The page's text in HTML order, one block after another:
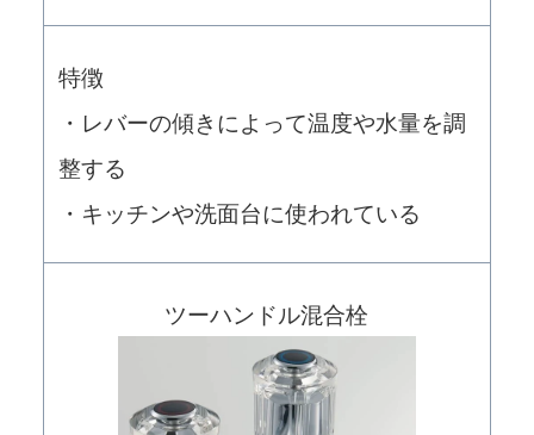
特徴
・レバーの傾きによって温度や水量を調
整する
・キッチンや洗面台に使われている
ツーハンドル混合栓